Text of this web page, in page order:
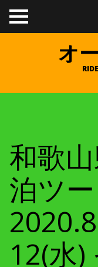
TO
GGL
オ
和歌
泊ツ
12(水)